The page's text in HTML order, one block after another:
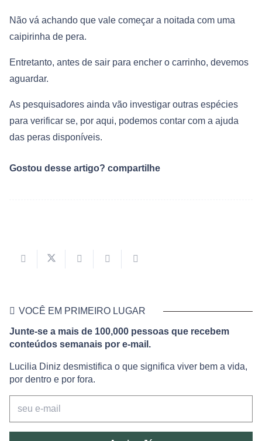
Não vá achando que vale começar a noitada com uma
caipirinha de pera.
Entretanto, antes de sair para encher o carrinho, devemos
aguardar.
As pesquisadores ainda vão investigar outras espécies
para verificar se, por aqui, podemos contar com a ajuda
das peras disponíveis.
Gostou desse artigo? compartilhe
VOCÊ EM PRIMEIRO LUGAR
Junte-se a mais de 100,000 pessoas que recebem
conteúdos semanais por e-mail.
Lucilia Diniz desmistifica o que significa viver bem a vida,
por dentro e por fora.